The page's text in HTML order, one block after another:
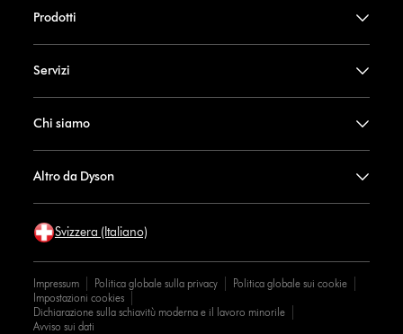
Prodotti
Servizi
Chi siamo
Altro da Dyson
Svizzera (Italiano)
Impressum Politica globale sulla privacy
Politica globale sui cookie
Impostazioni cookies
Dichiarazione sulla schiavitù moderna e il lavoro minorile
Avviso sui dati